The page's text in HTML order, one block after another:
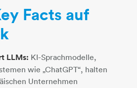
Facts auf
LLMs: KI-Sprachmodelle,
wie „ChatGPT“, halten
Unternehmen